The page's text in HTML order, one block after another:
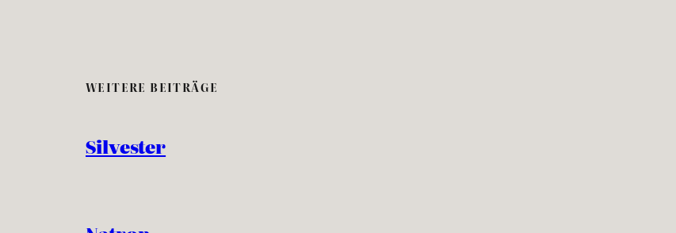
WEITERE BEITRÄGE
Silvester